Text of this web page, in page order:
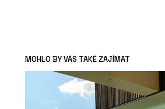
MOHLO BY VÁS TAKÉ ZAJÍMAT